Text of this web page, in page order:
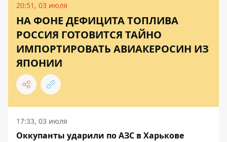
20:51, 03 июля
НА ФОНЕ ДЕФИЦИТА ТОПЛИВА
РОССИЯ ГОТОВИТСЯ ТАЙНО
ИМПОРТИРОВАТЬ АВИАКЕРОСИН ИЗ
ЯПОНИИ
17:33, 03 июля
Оккупанты ударили по АЗС в Харькове